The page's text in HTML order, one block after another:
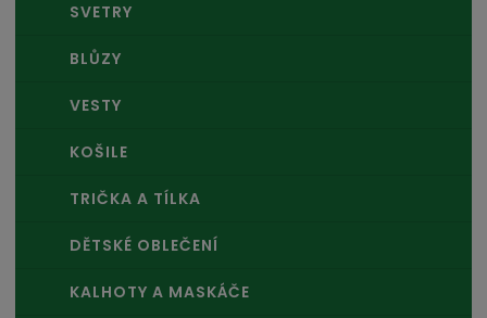
SVETRY
BLŮZY
VESTY
KOŠILE
TRIČKA A TÍLKA
DĚTSKÉ OBLEČENÍ
KALHOTY A MASKÁČE